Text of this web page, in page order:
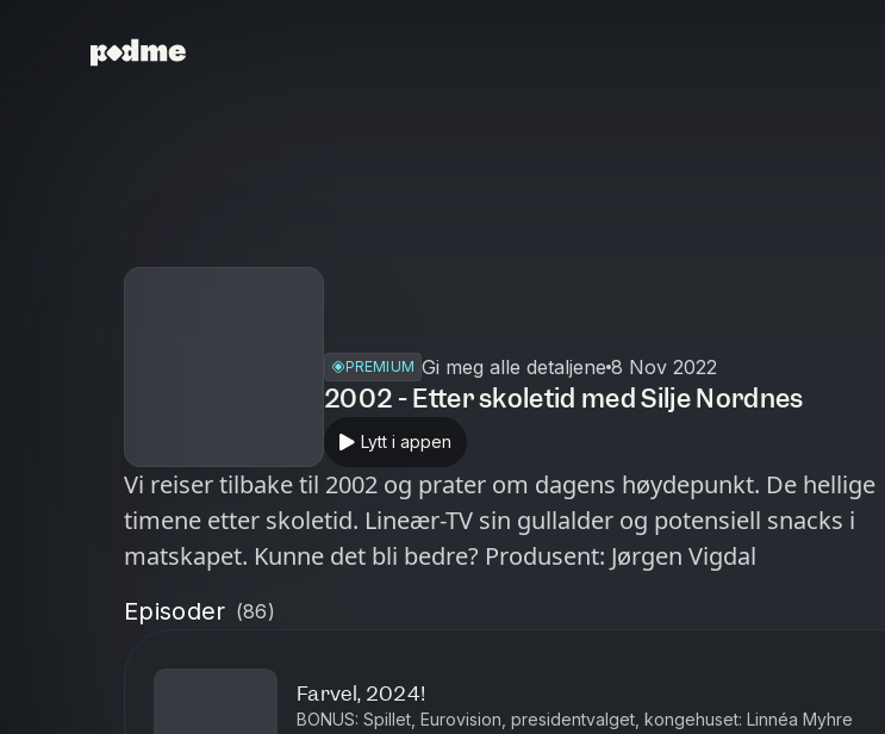
PREMIUM Gi meg alle detaljene 8 Nov 2022
2002 - Etter skoletid med Silje Nordnes
Lytt i appen
Vi reiser tilbake til 2002 og prater om dagens høydepunkt. De hellige
timene etter skoletid. Lineær-TV sin gullalder og potensiell snacks i
matskapet. Kunne det bli bedre? Produsent: Jørgen Vigdal
Episoder (86)
Farvel, 2024!
BONUS: Spillet, Eurovision, presidentvalget, kongehuset: Linnéa Myhre